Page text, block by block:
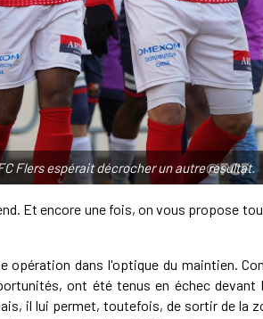
Flers espérait décrocher un autre résultat.
Et encore une fois, on vous propose
opération dans l'optique du maintien.
ont été tenus en échec devant
il lui permet, toutefois, de sortir de la